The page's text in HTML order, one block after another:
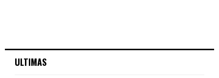
ULTIMAS